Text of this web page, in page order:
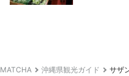
MATCHA 沖縄県観光ガイド サザ